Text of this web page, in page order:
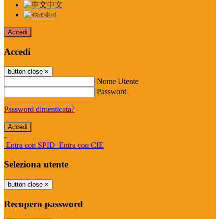
中文
বাংলা
Accedi
Accedi
button close ×
Nome Utente
Password
Password dimenticata?
-
Entra con SPID Entra con CIE
Seleziona utente
button close ×
Recupero password